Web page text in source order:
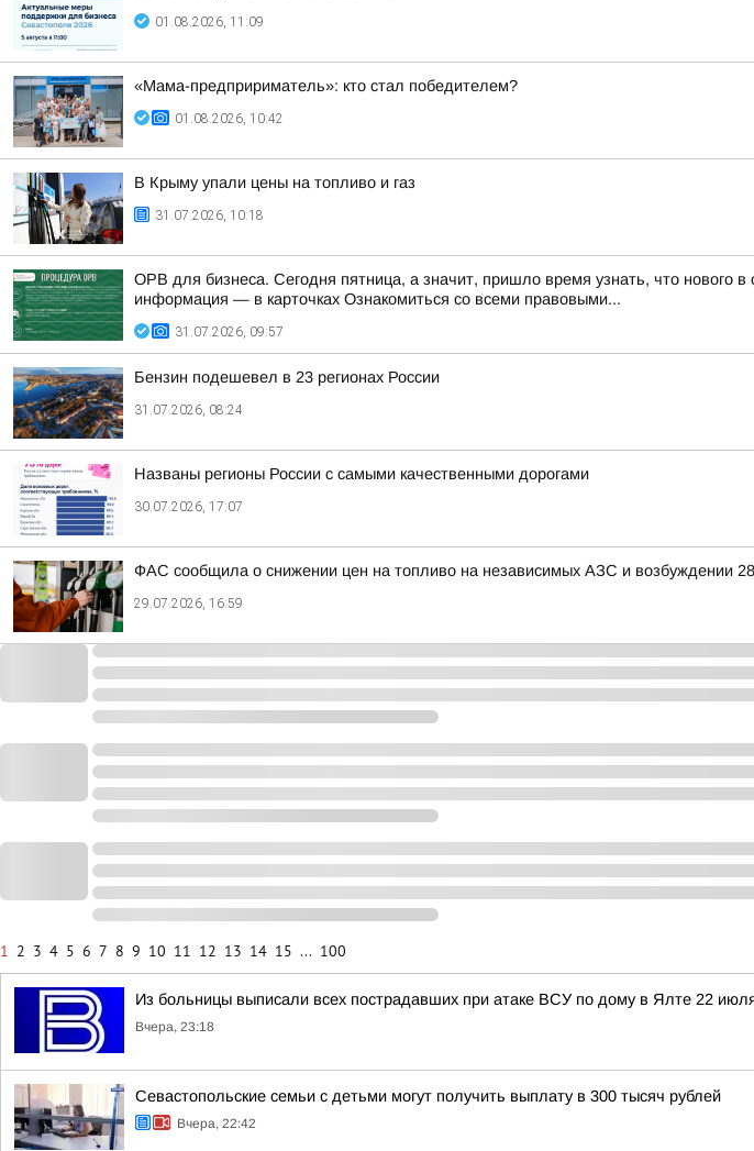
01.08.2026, 11:09
«Мама-предпририматель»: кто стал победителем?
01.08.2026, 10:42
В Крыму упали цены на топливо и газ
31.07.2026, 10:18
ОРВ для бизнеса. Сегодня пятница, а значит, пришло время узнать, что нового
информация — в карточках Ознакомиться со всеми правовыми...
31.07.2026, 09:57
Бензин подешевел в 23 регионах России
31.07.2026, 08:24
Названы регионы России с самыми качественными дорогами
30.07.2026, 17:07
ФАС сообщила о снижении цен на топливо на независимых АЗС и возбуждении
29.07.2026, 16:59
1 2 3 4 5 6 7 8 9 10 11 12 13 14 15 ... 100
Из больницы выписали всех пострадавших при атаке ВСУ по дому в Ялте 22
Вчера, 23:18
Севастопольские семьи с детьми могут получить выплату в 300 тысяч рублей
Вчера, 22:42